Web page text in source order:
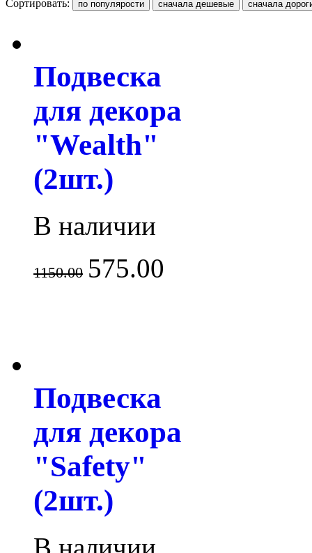
Сортировать:
Подвеска
для декора
"Wealth"
(2шт.)
В наличии
1150.00 575.00
Подвеска
для декора
"Safety"
(2шт.)